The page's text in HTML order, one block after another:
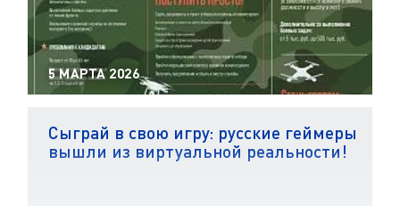
5 МАРТА 2026
Сыграй в свою игру: русские геймеры
вышли из виртуальной реальности!